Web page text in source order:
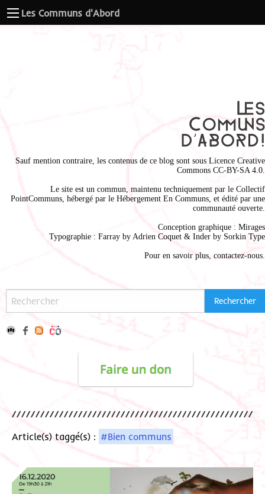
Les Communs d'Abord
Sauf mention contraire, les contenus de ce blog sont sous Licence Creative
Commons CC-BY-SA 4.0
Le site est un commun, maintenu techniquement par le Collectif
PointCommuns , hébergé par le Hébergement En Communs , et édité par une
communauté ouverte.
Conception graphique : Mirages
Typographie : Farray by Adrien Coquet & Inder by Sorkin Type
Pour en savoir plus, contactez-nous
Article(s) taggé(s) : #Bien communs